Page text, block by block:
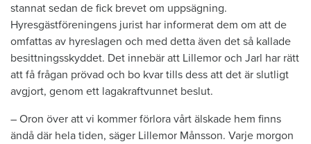
stannat sedan de fick brevet om uppsägning.
Hyresgästföreningens jurist har informerat dem om att de
omfattas av hyreslagen och med detta även det så kallade
besittningsskyddet. Det innebär att Lillemor och Jarl har rätt
att få frågan prövad och bo kvar tills dess att det är slutligt
avgjort, genom ett lagakraftvunnet beslut.
– Oron över att vi kommer förlora vårt älskade hem finns
ändå där hela tiden, säger Lillemor Månsson. Varje morgon